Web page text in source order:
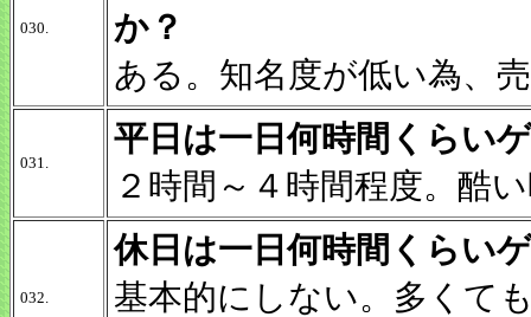
030.
か？
ある。知名度が低い為、
031.
平日は一日何時間くらい
２時間～４時間程度。酷
032.
休日は一日何時間くらい
基本的にしない。多くて